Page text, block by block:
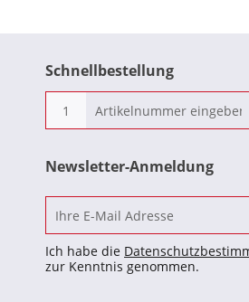
Schnellbestellung
Newsletter-Anmeldung
Ich habe die
zur Kenntnis genommen.